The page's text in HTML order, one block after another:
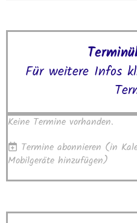
Für weitere Infos
Keine Termine vorhanden.
Termine abonnieren (in
Mobilgeräte hinzufügen)